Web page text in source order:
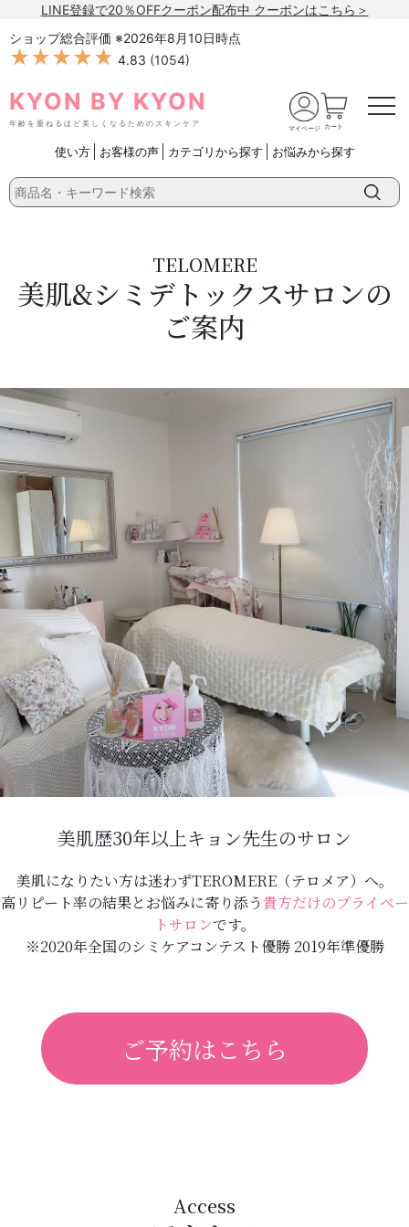
LINE登録で20％OFFクーポン配布中 クーポンはこちら＞
ショップ総合評価 ※2026年8月10日時点
★★★★★
★★★★★ 4.83 (1054)
KYON BY KYON
年齢を重ねるほど美しくなるためのスキンケア
マイページ カート
使い方 お客様の声 カテゴリから探す お悩みから探す
TELOMERE
美肌&シミデトックスサロンの
ご案内
美肌歴30年以上キョン先生のサロン
美肌になりたい方は迷わずTEROMERE（テロメア）へ。
高リピート率の結果とお悩みに寄り添う貴方だけのプライベー
トサロンです。
※2020年全国のシミケアコンテスト優勝 2019年準優勝
ご予約はこちら
Access